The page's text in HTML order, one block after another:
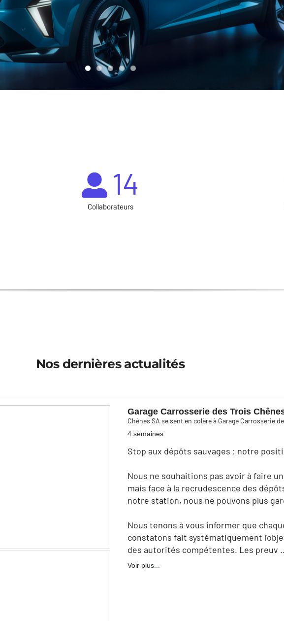
14
Collaborateurs
Nos dernières actualités
Garage Carrosserie des Trois
Chênes SA se sent en colère à Garage Carrosserie
4 semaines
Stop aux dépôts sauvages : notre
Nous ne souhaitions pas avoir à faire
mais face à la recrudescence des
notre station, nous ne pouvons plus
Nous tenons à vous informer que
constatons fait systématiquement
des autorités compétentes. Les preuv
Voir plus